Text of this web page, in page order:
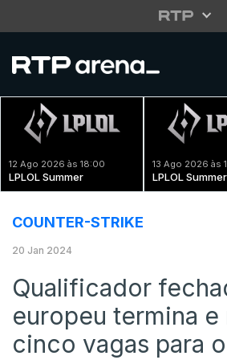
12 Ago 2026 às 18:00
LPLOL Summer
13 Ago 2026 às
LPLOL Summer
COUNTER-STRIKE
20 Jan 2024
Qualificador
europeu termina e
cinco vagas para